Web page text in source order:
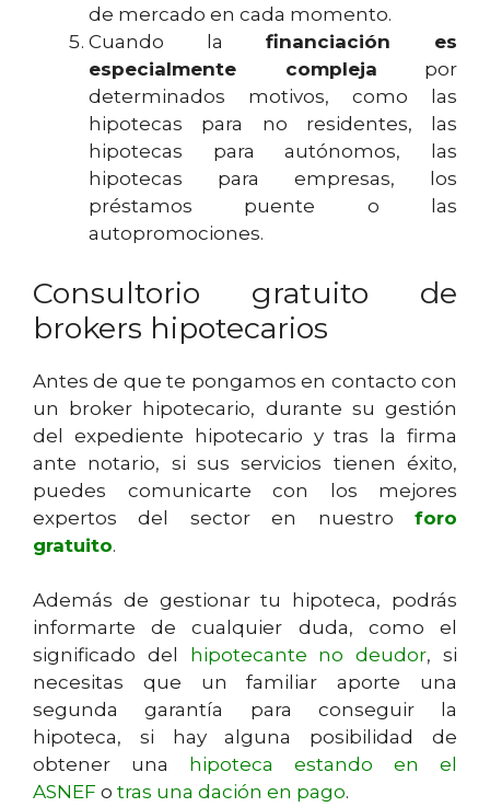
de mercado en cada momento.
Cuando la financiación es
especialmente compleja por
determinados motivos, como las
hipotecas para no residentes, las
hipotecas para autónomos, las
hipotecas para empresas, los
préstamos puente o las
autopromociones.
Consultorio gratuito de
brokers hipotecarios
Antes de que te pongamos en contacto con
un broker hipotecario, durante su gestión
del expediente hipotecario y tras la firma
ante notario, si sus servicios tienen éxito,
puedes comunicarte con los mejores
expertos del sector en nuestro foro
gratuito.
Además de gestionar tu hipoteca, podrás
informarte de cualquier duda, como el
significado del
hipotecante no deudor, si
necesitas que un familiar aporte una
segunda garantía para conseguir la
hipoteca, si hay alguna posibilidad de
obtener una
hipoteca estando en el
ASNEF o tras una dación en pago.